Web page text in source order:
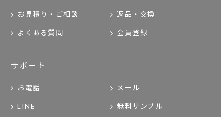
お見積り・ご相談 返品・交換
よくある質問 会員登録
サポート
お電話 メール
LINE 無料サンプル